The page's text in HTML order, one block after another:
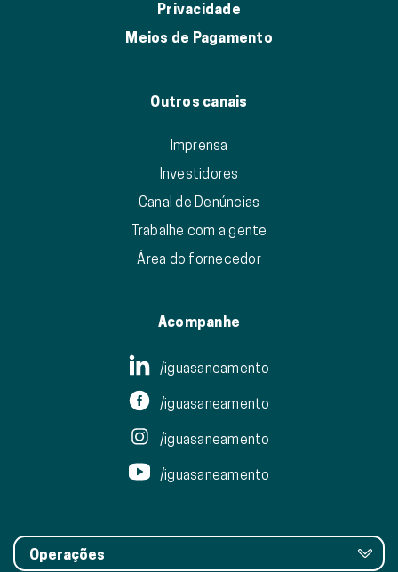
Privacidade
Meios de Pagamento
Outros canais
Imprensa
Investidores
Canal de Denúncias
Trabalhe com a gente
Área do fornecedor
Acompanhe
/iguasaneamento
/iguasaneamento
/iguasaneamento
/iguasaneamento
Operações